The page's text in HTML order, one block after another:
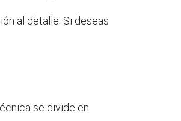
al detalle. Si deseas
se divide en